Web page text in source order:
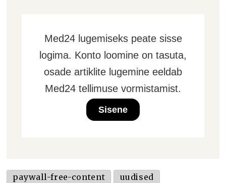
Med24 lugemiseks peate sisse
logima. Konto loomine on tasuta,
osade artiklite lugemine eeldab
Med24 tellimuse vormistamist.
Sisene
paywall-free-content uudised